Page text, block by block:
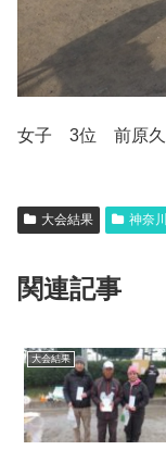
女子 3位 前原久
大会結果 神奈
関連記事
大会結果